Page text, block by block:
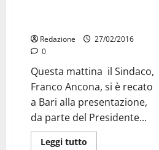
Redazione
27/02/2016
0
Questa mattina il Sindaco,
Franco Ancona, si è recato
a Bari alla presentazione,
da parte del Presidente...
Leggi tutto